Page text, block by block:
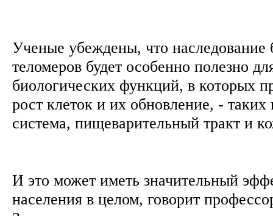
Ученые убеждены, что наследование
теломеров будет особенно полезно
биологических функций, в которых
рост клеток и их обновление, -
система, пищеварительный тракт и
И это может иметь значительный
населения в целом, говорит